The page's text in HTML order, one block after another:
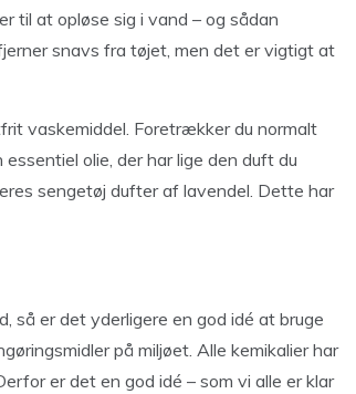
til at opløse sig i vand – og sådan
snavs fra tøjet, men det er vigtigt at
vaskemiddel. Foretrækker du normalt
olie, der har lige den duft du
sengetøj dufter af lavendel. Dette har
så er det yderligere en god idé at bruge
på miljøet. Alle kemikalier har
er det en god idé – som vi alle er klar